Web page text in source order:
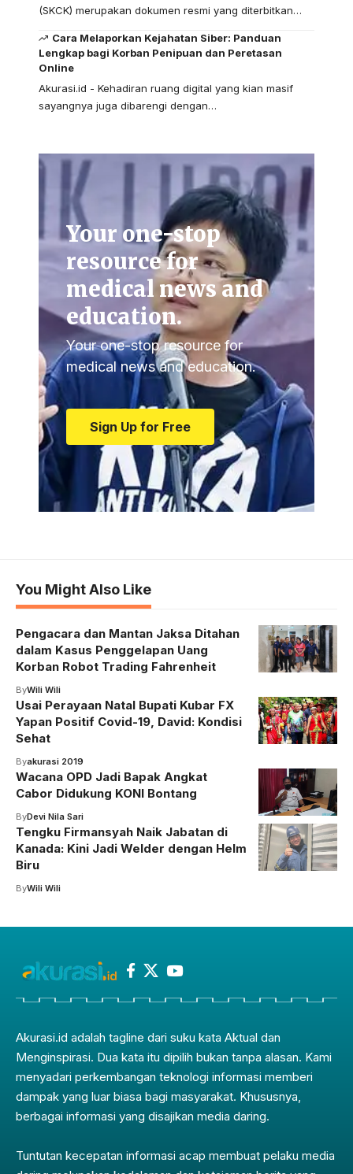
(SKCK) merupakan dokumen resmi yang diterbitkan…
Cara Melaporkan Kejahatan Siber: Panduan
Lengkap bagi Korban Penipuan dan Peretasan
Online
Akurasi.id - Kehadiran ruang digital yang kian masif
sayangnya juga dibarengi dengan…
Your one-stop
resource for
medical news and
education.
Your one-stop resource for
medical news and education.
Sign Up for Free
You Might Also Like
Pengacara dan Mantan Jaksa Ditahan
dalam Kasus Penggelapan Uang
Korban Robot Trading Fahrenheit
ByWili Wili
Usai Perayaan Natal Bupati Kubar FX
Yapan Positif Covid-19, David: Kondisi
Sehat
Byakurasi 2019
Wacana OPD Jadi Bapak Angkat
Cabor Didukung KONI Bontang
ByDevi Nila Sari
Tengku Firmansyah Naik Jabatan di
Kanada: Kini Jadi Welder dengan Helm
Biru
ByWili Wili
Akurasi.id adalah tagline dari suku kata Aktual dan
Menginspirasi. Dua kata itu dipilih bukan tanpa alasan. Kami
menyadari perkembangan teknologi informasi memberi
dampak yang luar biasa bagi masyarakat. Khususnya,
berbagai informasi yang disajikan media daring.
Tuntutan kecepatan informasi acap membuat pelaku media